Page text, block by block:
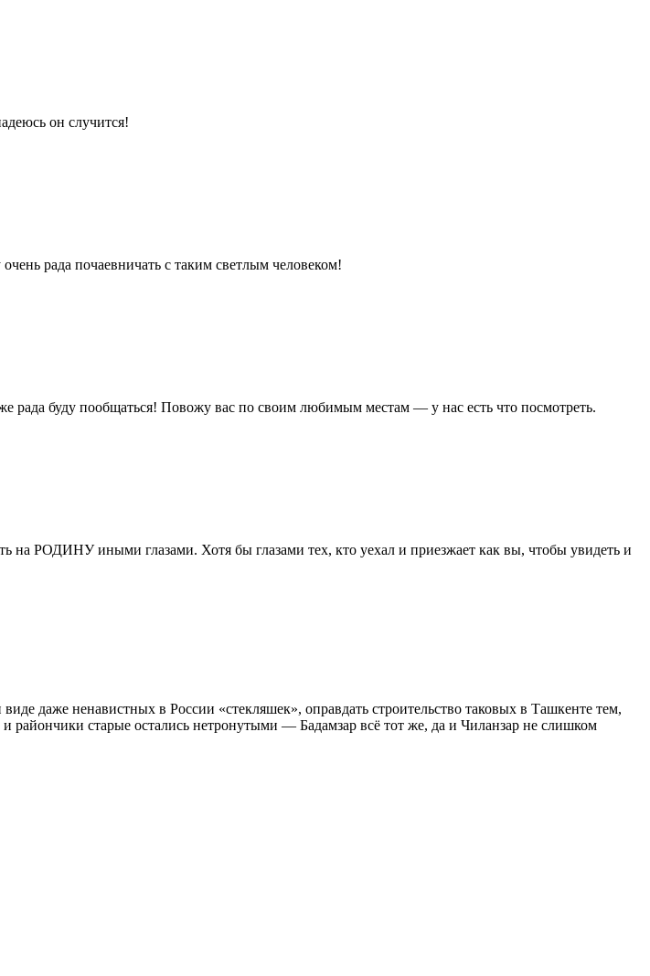
он случится!
рада почаевничать с таким светлым человеком!
рада буду пообщаться! Повожу вас по своим любимым местам — у нас есть что посмотреть.
РОДИНУ иными глазами. Хотя бы глазами тех, кто уехал и приезжает как вы, чтобы увидеть и
даже ненавистных в России «стекляшек», оправдать строительство таковых в Ташкенте тем,
райончики старые остались нетронутыми — Бадамзар всё тот же, да и Чиланзар не слишком